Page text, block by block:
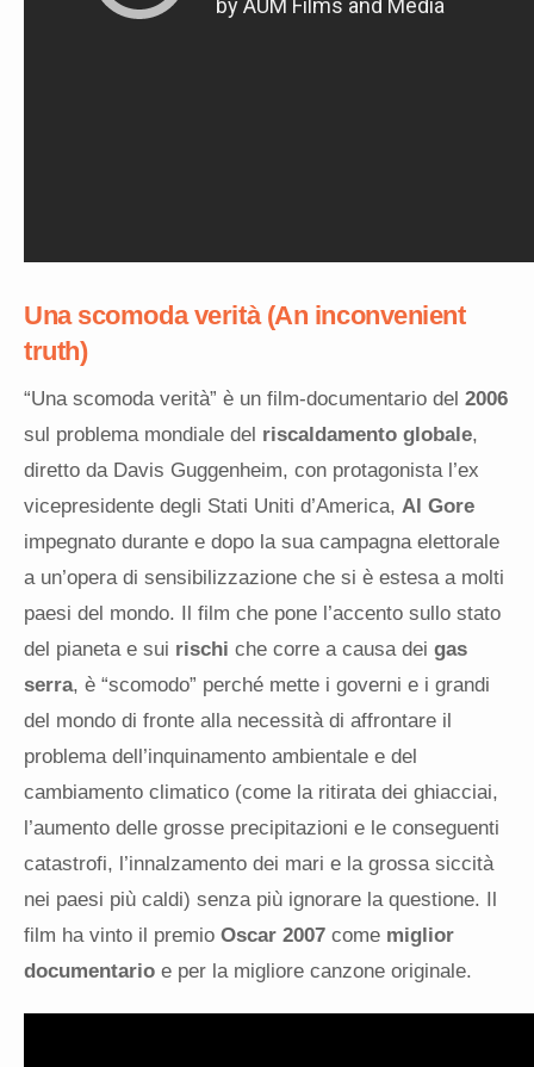
Una scomoda verità(An inconvenient
truth)
“Una scomoda verità” è un film-documentario del 2006
sul problema mondiale del riscaldamento globale,
diretto da Davis Guggenheim, con protagonista l’ex
vicepresidente degli Stati Uniti d’America, Al Gore
impegnato durante e dopo la sua campagna elettorale
a un’opera di sensibilizzazione che si è estesa a molti
paesi del mondo. Il film che pone l’accento sullo stato
del pianeta e sui rischi che corre a causa dei gas
serra, è “scomodo” perché mette i governi e i grandi
del mondo di fronte alla necessità di affrontare il
problema dell’inquinamento ambientale e del
cambiamento climatico (come la ritirata dei ghiacciai,
l’aumento delle grosse precipitazioni e le conseguenti
catastrofi, l’innalzamento dei mari e la grossa siccità
nei paesi più caldi) senza più ignorare la questione. Il
film ha vinto il premio Oscar 2007 come miglior
documentario e per la migliore canzone originale.